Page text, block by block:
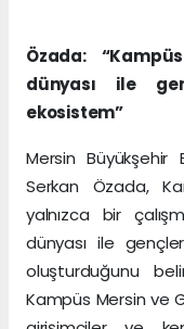
Özada:
dünyası ile
ekosistem”
Mersin Büyükşehir
Serkan Özada,
yalnızca bir
dünyası ile
oluşturduğunu
Kampüs Mersin ve